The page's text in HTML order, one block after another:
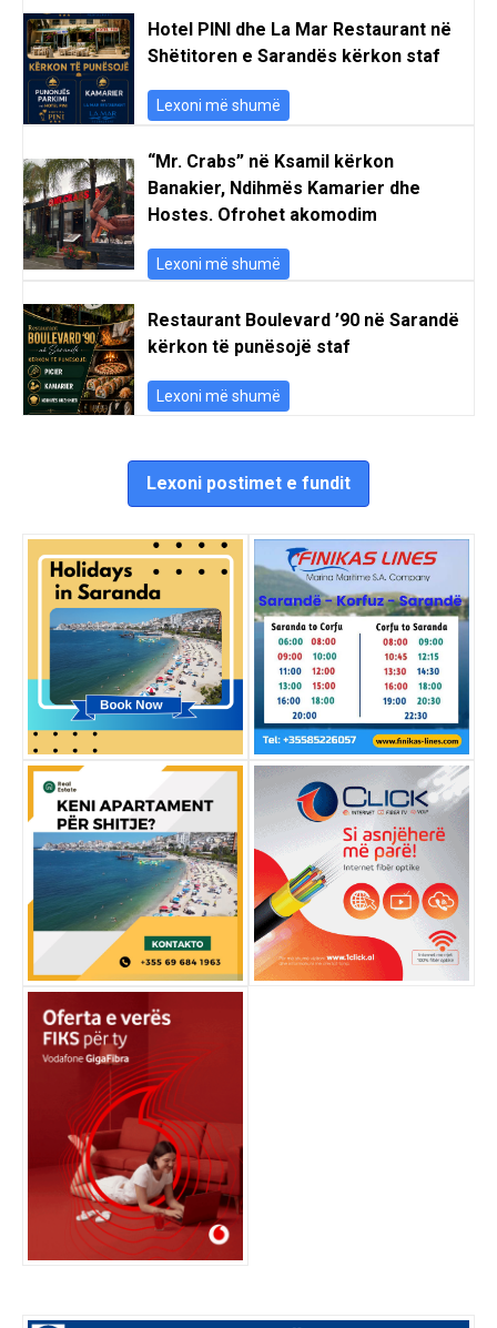
Hotel PINI dhe La Mar Restaurant në
Shëtitoren e Sarandës kërkon staf
Lexoni më shumë
“Mr. Crabs” në Ksamil kërkon
Banakier, Ndihmës Kamarier dhe
Hostes. Ofrohet akomodim
Lexoni më shumë
Restaurant Boulevard ’90 në Sarandë
kërkon të punësojë staf
Lexoni më shumë
Lexoni postimet e fundit